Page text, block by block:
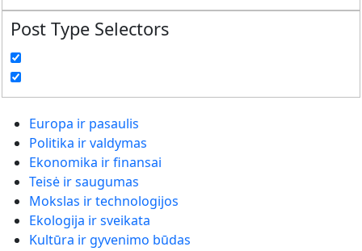
Post Type Selectors
Europa ir pasaulis
Politika ir valdymas
Ekonomika ir finansai
Teisė ir saugumas
Mokslas ir technologijos
Ekologija ir sveikata
Kultūra ir gyvenimo būdas